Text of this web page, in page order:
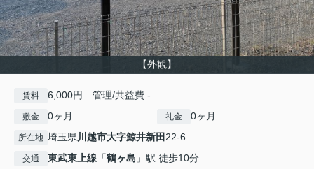
【外観】
賃料 6,000円 管理/共益費 -
敷金 0ヶ月 礼金 0ヶ月
所在地 埼玉県川越市大字鯨井新田 22-6
交通 東武東上線 「鶴ヶ島 」駅 徒歩10分